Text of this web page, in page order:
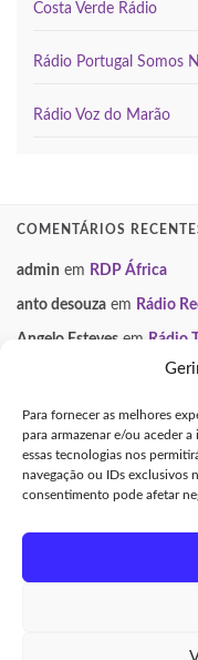
Para fornecer as melhores
para armazenar e/ou aceder
essas tecnologias nos
navegação ou IDs exclusivos
consentimento pode afetar
Costa Verde Rádio
Rádio Portugal Somos
Rádio Voz do Marão
COMENTÁRIOS
admin em RDP África
anto desouza em Rádio
Angelo Esteves em Rádio
Smooth
Neuza Gondomar Mix
INFORMAÇÃO LEGAL
Política de Privacidade
Política de Cookies (UE)